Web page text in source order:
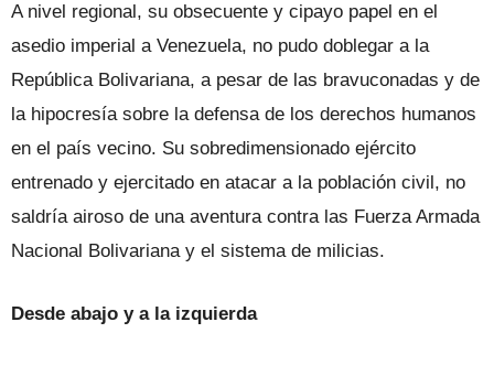
A nivel regional, su obsecuente y cipayo papel en el
asedio imperial a Venezuela, no pudo doblegar a la
República Bolivariana, a pesar de las bravuconadas y de
la hipocresía sobre la defensa de los derechos humanos
en el país vecino. Su sobredimensionado ejército
entrenado y ejercitado en atacar a la población civil, no
saldría airoso de una aventura contra las Fuerza Armada
Nacional Bolivariana y el sistema de milicias.
Desde abajo y a la izquierda